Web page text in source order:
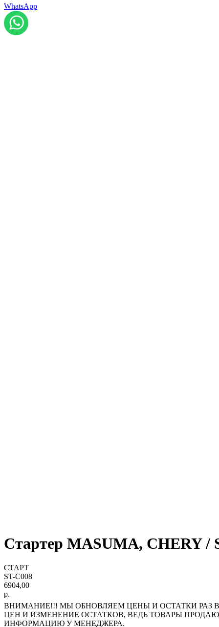
WhatsApp
Стартер MASUMA, CHERY /
СТАРТ
ST-C008
6904,00
р.
ВНИМАНИЕ!!! МЫ ОБНОВЛЯЕМ ЦЕНЫ И ОСТАТКИ РАЗ
ЦЕН И ИЗМЕНЕНИЕ ОСТАТКОВ, ВЕДЬ ТОВАРЫ
ИНФОРМАЦИЮ У МЕНЕДЖЕРА.